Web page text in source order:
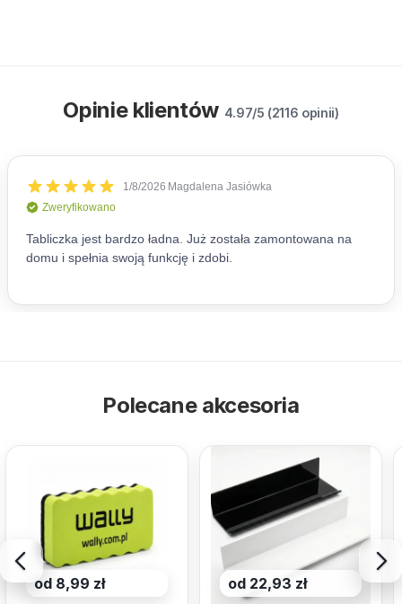
Opinie klientów 4.97/5 (2116 opinii)
Polecane akcesoria
od 8,99 zł od 22,93 zł